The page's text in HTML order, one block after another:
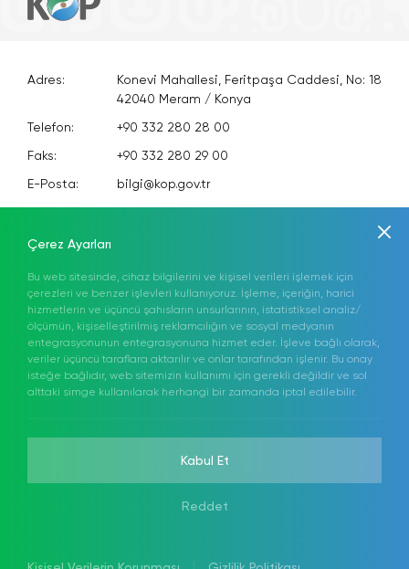
Adres:
Konevi Mahallesi, Feritpaşa Caddesi, No: 18
42040 Meram / Konya
Telefon:
+90 332 280 28 00
Faks:
+90 332 280 29 00
E-Posta:
bilgi@kop.gov.tr
KEP:
kopbki@hs01.kep.tr
Anasayfa
Elektronik Proje İzleme Sistemi (ELİS)
Sosyal Medyada
Bizi Takip Edin!
Tüm hakları T.C. KOP BÖLGE KALKINMA İDARESİ
WEB PENTA
Çerez Ayarları
Bu web sitesinde, cihaz bilgilerini ve kişisel verileri işlemek için
çerezleri ve benzer işlevleri kullanıyoruz. İşleme, içeriğin, harici
hizmetlerin ve üçüncü şahısların unsurlarının, istatistiksel analiz/
ölçümün, kişiselleştirilmiş reklamcılığın ve sosyal medyanın
entegrasyonunun entegrasyonuna hizmet eder. İşleve bağlı olarak,
veriler üçüncü taraflara aktarılır ve onlar tarafından işlenir. Bu onay
isteğe bağlıdır, web sitemizin kullanımı için gerekli değildir ve sol
alttaki simge kullanılarak herhangi bir zamanda iptal edilebilir.
Kabul Et
Reddet